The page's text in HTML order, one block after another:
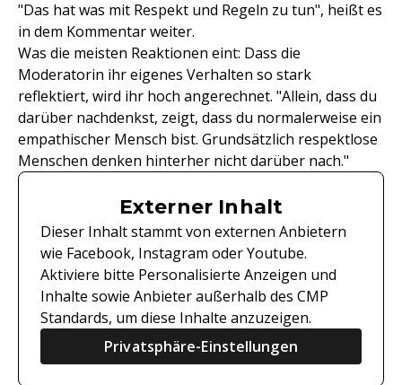
"Das hat was mit Respekt und Regeln zu tun", heißt es
in dem Kommentar weiter.
Was die meisten Reaktionen eint: Dass die
Moderatorin ihr eigenes Verhalten so stark
reflektiert, wird ihr hoch angerechnet. "Allein, dass du
darüber nachdenkst, zeigt, dass du normalerweise ein
empathischer Mensch bist. Grundsätzlich respektlose
Menschen denken hinterher nicht darüber nach."
Externer Inhalt
Dieser Inhalt stammt von externen Anbietern
wie Facebook, Instagram oder Youtube.
Aktiviere bitte Personalisierte Anzeigen und
Inhalte sowie Anbieter außerhalb des CMP
Standards, um diese Inhalte anzuzeigen.
Privatsphäre-Einstellungen